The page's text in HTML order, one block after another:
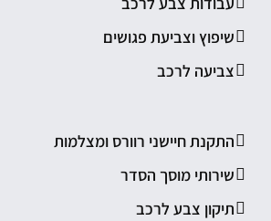
שיפוץ וצביעת פגושים
צביעה לרכב
התקנת חיישני רוורס ומצלמות
שירותי מוסך הסדר
תיקון צבע לרכב